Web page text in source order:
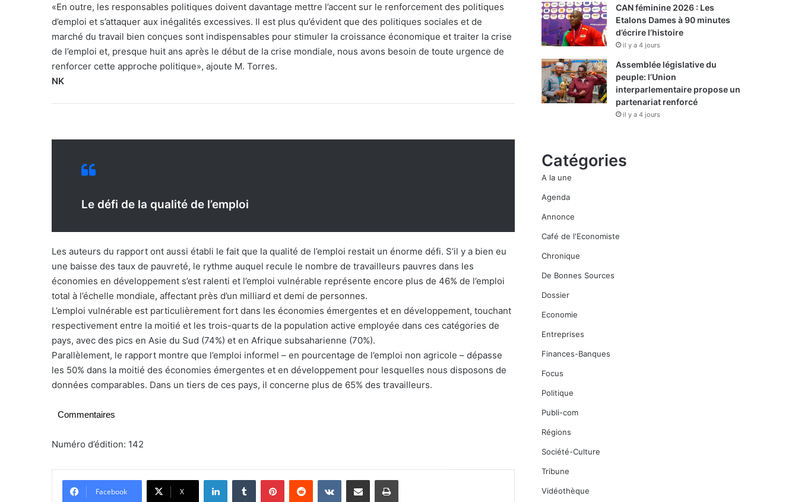
«En outre, les responsables politiques doivent davantage mettre l’accent sur le renforcement des politiques
d’emploi et s’attaquer aux inégalités excessives. Il est plus qu’évident que des politiques sociales et de
marché du travail bien conçues sont indispensables pour stimuler la croissance économique et traiter la crise
de l’emploi et, presque huit ans après le début de la crise mondiale, nous avons besoin de toute urgence de
renforcer cette approche politique», ajoute M. Torres.
NK
Le défi de la qualité de l’emploi
Les auteurs du rapport ont aussi établi le fait que la qualité de l’emploi restait un énorme défi. S’il y a bien eu
une baisse des taux de pauvreté, le rythme auquel recule le nombre de travailleurs pauvres dans les
économies en développement s’est ralenti et l’emploi vulnérable représente encore plus de 46% de l’emploi
total à l’échelle mondiale, affectant près d’un milliard et demi de personnes.
L’emploi vulnérable est particulièrement fort dans les économies émergentes et en développement, touchant
respectivement entre la moitié et les trois-quarts de la population active employée dans ces catégories de
pays, avec des pics en Asie du Sud (74%) et en Afrique subsaharienne (70%).
Parallèlement, le rapport montre que l’emploi informel – en pourcentage de l’emploi non agricole – dépasse
les 50% dans la moitié des économies émergentes et en développement pour lesquelles nous disposons de
données comparables. Dans un tiers de ces pays, il concerne plus de 65% des travailleurs.
Commentaires
Numéro d’édition: 142
Facebook X
CAN féminine 2026 : Les
Etalons Dames à 90 minutes
d’écrire l’histoire
il y a 4 jours
Assemblée législative du
peuple: l’Union
interparlementaire propose un
partenariat renforcé
il y a 4 jours
Catégories
A la une
Agenda
Annonce
Café de l'Economiste
Chronique
De Bonnes Sources
Dossier
Economie
Entreprises
Finances-Banques
Focus
Politique
Publi-com
Régions
Société-Culture
Tribune
Vidéothèque